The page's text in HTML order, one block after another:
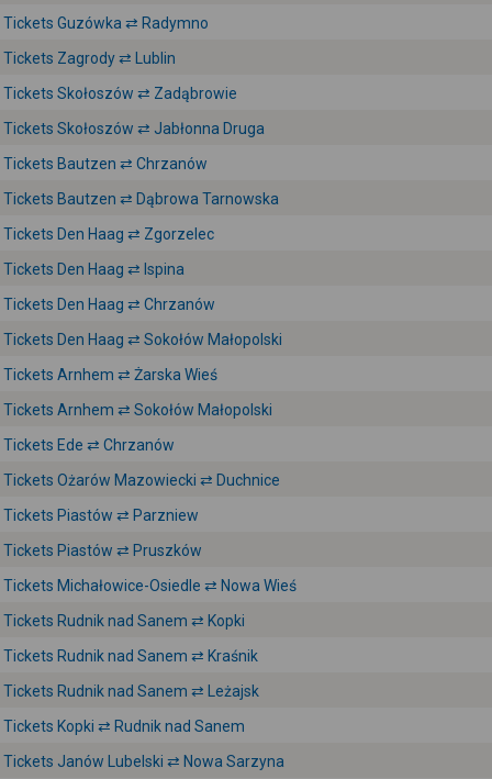
Tickets Guzówka ⇄ Radymno
Tickets Zagrody ⇄ Lublin
Tickets Skołoszów ⇄ Zadąbrowie
Tickets Skołoszów ⇄ Jabłonna Druga
Tickets Bautzen ⇄ Chrzanów
Tickets Bautzen ⇄ Dąbrowa Tarnowska
Tickets Den Haag ⇄ Zgorzelec
Tickets Den Haag ⇄ Ispina
Tickets Den Haag ⇄ Chrzanów
Tickets Den Haag ⇄ Sokołów Małopolski
Tickets Arnhem ⇄ Żarska Wieś
Tickets Arnhem ⇄ Sokołów Małopolski
Tickets Ede ⇄ Chrzanów
Tickets Ożarów Mazowiecki ⇄ Duchnice
Tickets Piastów ⇄ Parzniew
Tickets Piastów ⇄ Pruszków
Tickets Michałowice-Osiedle ⇄ Nowa Wieś
Tickets Rudnik nad Sanem ⇄ Kopki
Tickets Rudnik nad Sanem ⇄ Kraśnik
Tickets Rudnik nad Sanem ⇄ Leżajsk
Tickets Kopki ⇄ Rudnik nad Sanem
Tickets Janów Lubelski ⇄ Nowa Sarzyna